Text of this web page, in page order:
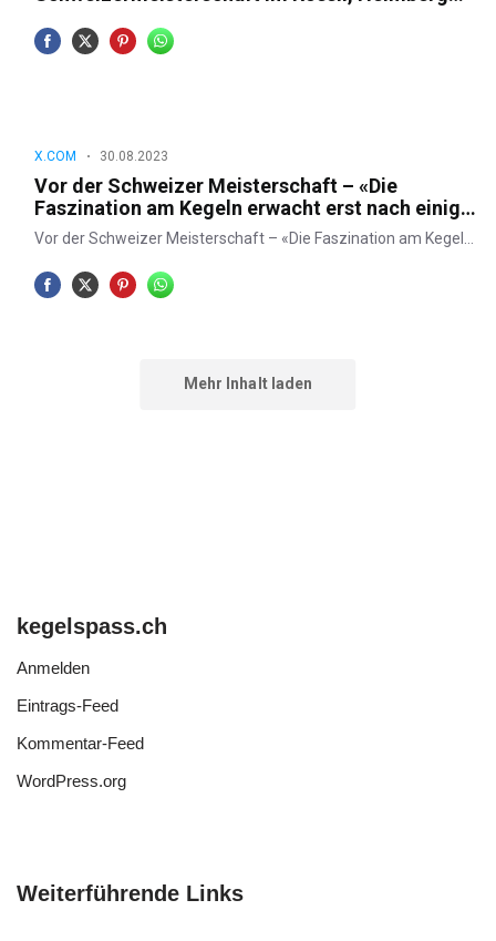
kegelspass.ch
Anmelden
Eintrags-Feed
Kommentar-Feed
WordPress.org
Weiterführende Links